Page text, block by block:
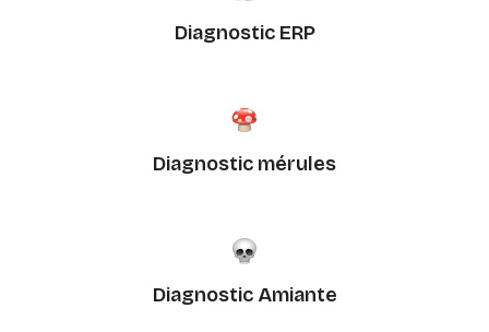
Diagnostic ERP
Diagnostic mérules
Diagnostic Amiante